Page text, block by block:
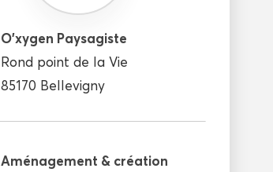
O’xygen Paysagiste
Rond point de la Vie
85170 Bellevigny
Aménagement & création